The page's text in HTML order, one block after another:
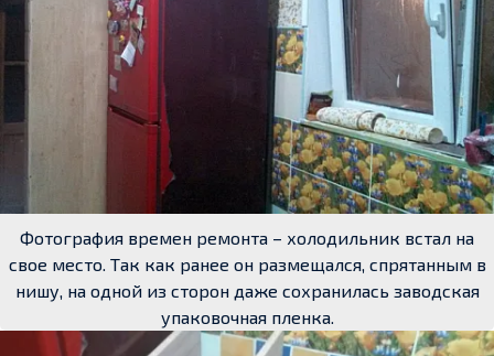
Фотография времен ремонта – холодильник встал на
свое место. Так как ранее он размещался, спрятанным в
нишу, на одной из сторон даже сохранилась заводская
упаковочная пленка.